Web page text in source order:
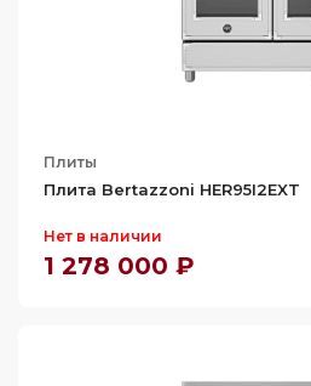
Плиты
Плита Bertazzoni HER95I2EXT
Нет в наличии
1 278 000 ₽